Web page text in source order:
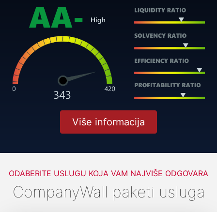
Više informacija
ODABERITE USLUGU KOJA VAM NAJVIŠE ODGOVARA
CompanyWall paketi usluga